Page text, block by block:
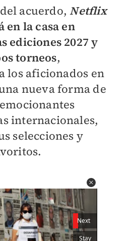
acuerdo,Netflix
en la casa en
ediciones 2027 y
torneos,
los aficionados en
nueva forma de
internacionales,
selecciones y